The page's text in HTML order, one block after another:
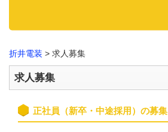
折井電装 > 求人募集
求人募集
正社員（新卒・中途採用）の募集